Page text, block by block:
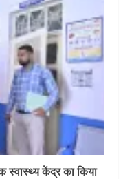
स्वास्थ्य केंद्र का किया